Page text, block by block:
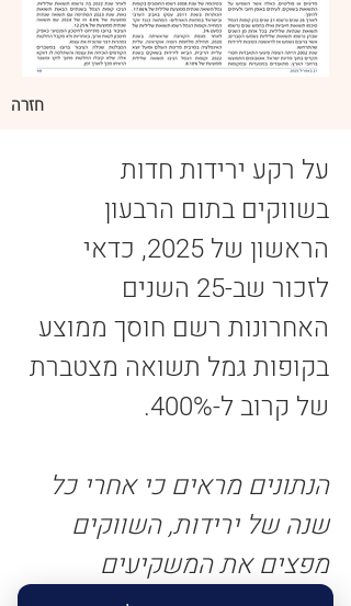
חזרה
על רקע ירידות חדות
בשווקים בתום הרבעון
הראשון של 2025, כדאי
לזכור שב-25 השנים
האחרונות רשם חוסך ממוצע
בקופות גמל תשואה מצטברת
של קרוב ל-400%.
הנתונים מראים כי אחרי כל
שנה של ירידות, השווקים
מפצים את המשקיעים